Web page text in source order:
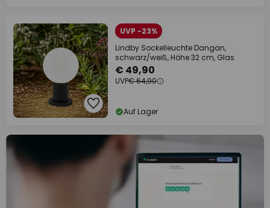
UVP -23%
Lindby Sockelleuchte Dangan,
schwarz/weiß, Höhe 32 cm, Glas
€ 49,90
UVP€ 64,90
Auf Lager